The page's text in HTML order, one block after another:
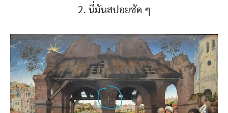
2. นี่มันสปอยชัด ๆ